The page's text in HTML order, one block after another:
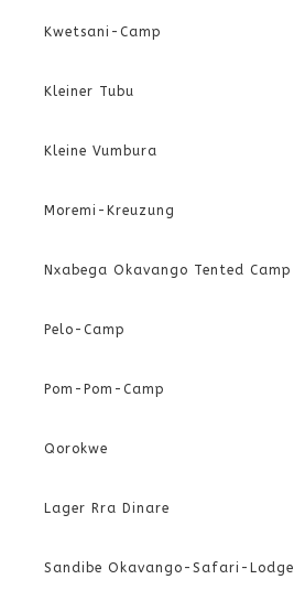
Kwetsani-Camp
Kleiner Tubu
Kleine Vumbura
Moremi-Kreuzung
Nxabega Okavango Tented Camp
Pelo-Camp
Pom-Pom-Camp
Qorokwe
Lager Rra Dinare
Sandibe Okavango-Safari-Lodge